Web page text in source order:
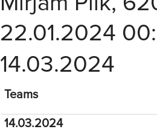
22.01.2024
14.03.2024
Teams
14.03.2024